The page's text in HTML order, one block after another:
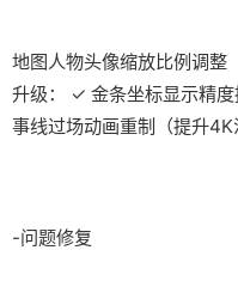
地图人物头像缩放比例调
升级： ✓ 金条坐标显示精
事线过场动画重制（提升4K
-问题修复